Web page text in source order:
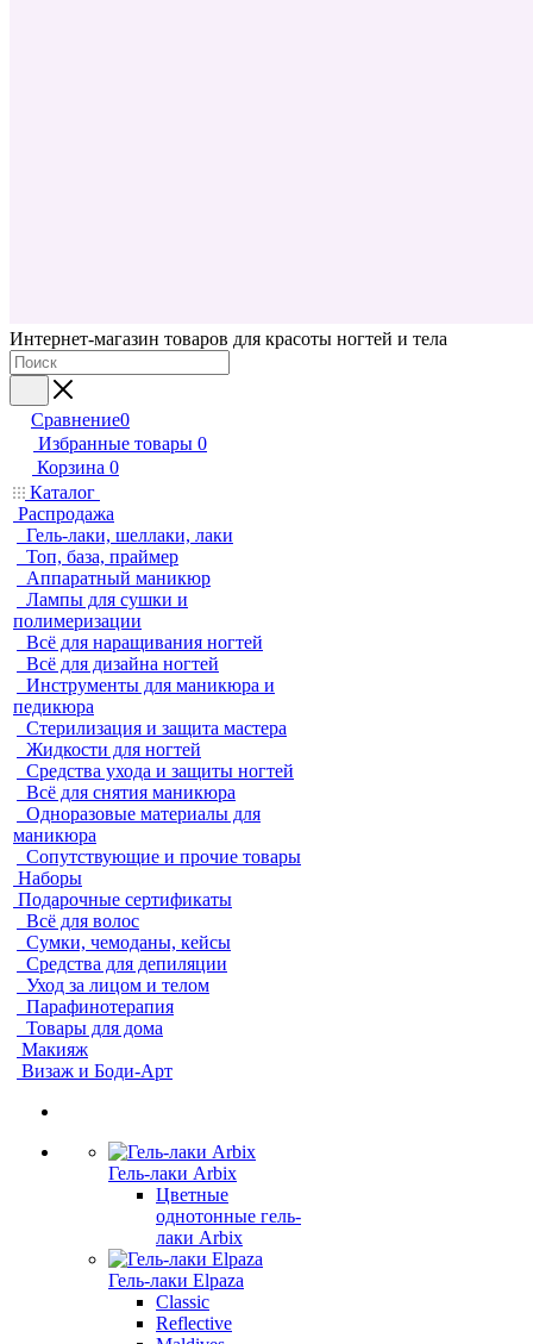
Интернет-магазин товаров для красоты ногтей и тела
Сравнение0
Избранные товары 0
Корзина 0
Каталог
Распродажа
Гель-лаки, шеллаки, лаки
Топ, база, праймер
Аппаратный маникюр
Лампы для сушки и
полимеризации
Всё для наращивания ногтей
Всё для дизайна ногтей
Инструменты для маникюра и
педикюра
Стерилизация и защита мастера
Жидкости для ногтей
Средства ухода и защиты ногтей
Всё для снятия маникюра
Одноразовые материалы для
маникюра
Сопутствующие и прочие товары
Наборы
Подарочные сертификаты
Всё для волос
Сумки, чемоданы, кейсы
Средства для депиляции
Уход за лицом и телом
Парафинотерапия
Товары для дома
Макияж
Визаж и Боди-Арт
Гель-лаки Arbix
Цветные
однотонные гель-
лаки Arbix
Гель-лаки Elpaza
Classic
Reflective